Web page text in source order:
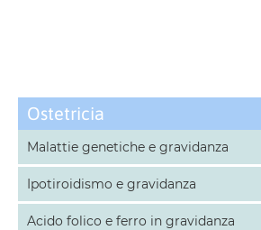
Ostetricia
Malattie genetiche e gravidanza
Ipotiroidismo e gravidanza
Acido folico e ferro in gravidanza